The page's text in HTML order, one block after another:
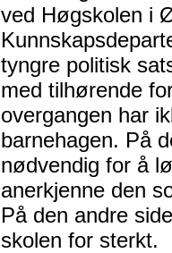
ved Høgskolen i
tyngre politisk
med tilhørende
overgangen har
barnehagen. På
nødvendig for å
anerkjenne den
På den andre
skolen for sterkt.